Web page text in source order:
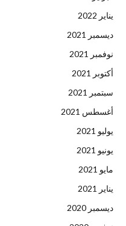
يناير 2022
ديسمبر 2021
نوفمبر 2021
أكتوبر 2021
سبتمبر 2021
أغسطس 2021
يوليو 2021
يونيو 2021
مايو 2021
يناير 2021
ديسمبر 2020